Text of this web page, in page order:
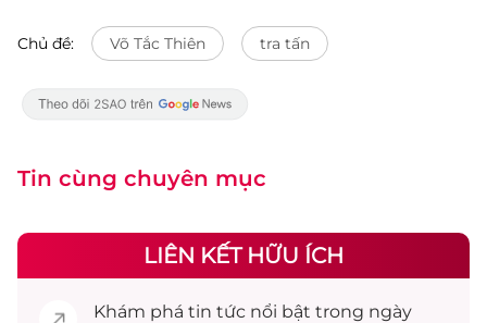
Chủ đề: Võ Tắc Thiên tra tấn
Tin cùng chuyên mục
LIÊN KẾT HỮU ÍCH
Khám phá tin tức nổi bật trong ngày